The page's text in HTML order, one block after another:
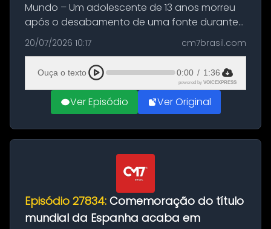
Mundo – Um adolescente de 13 anos morreu
após o desabamento de uma fonte durante
as comemorações pelo título da Copa do
Mundo conquistado pela Espanha, em
Ciudad Rodrigo, na província de Salamanca,
no...
20/07/2026 10:17 cm7brasil.com
Ouça o texto 0:00 / 1:36
powered by VOICEXPRESS
Ver Episódio Ver Original
Episódio 27834: Comemoração do título
mundial da Espanha acaba em